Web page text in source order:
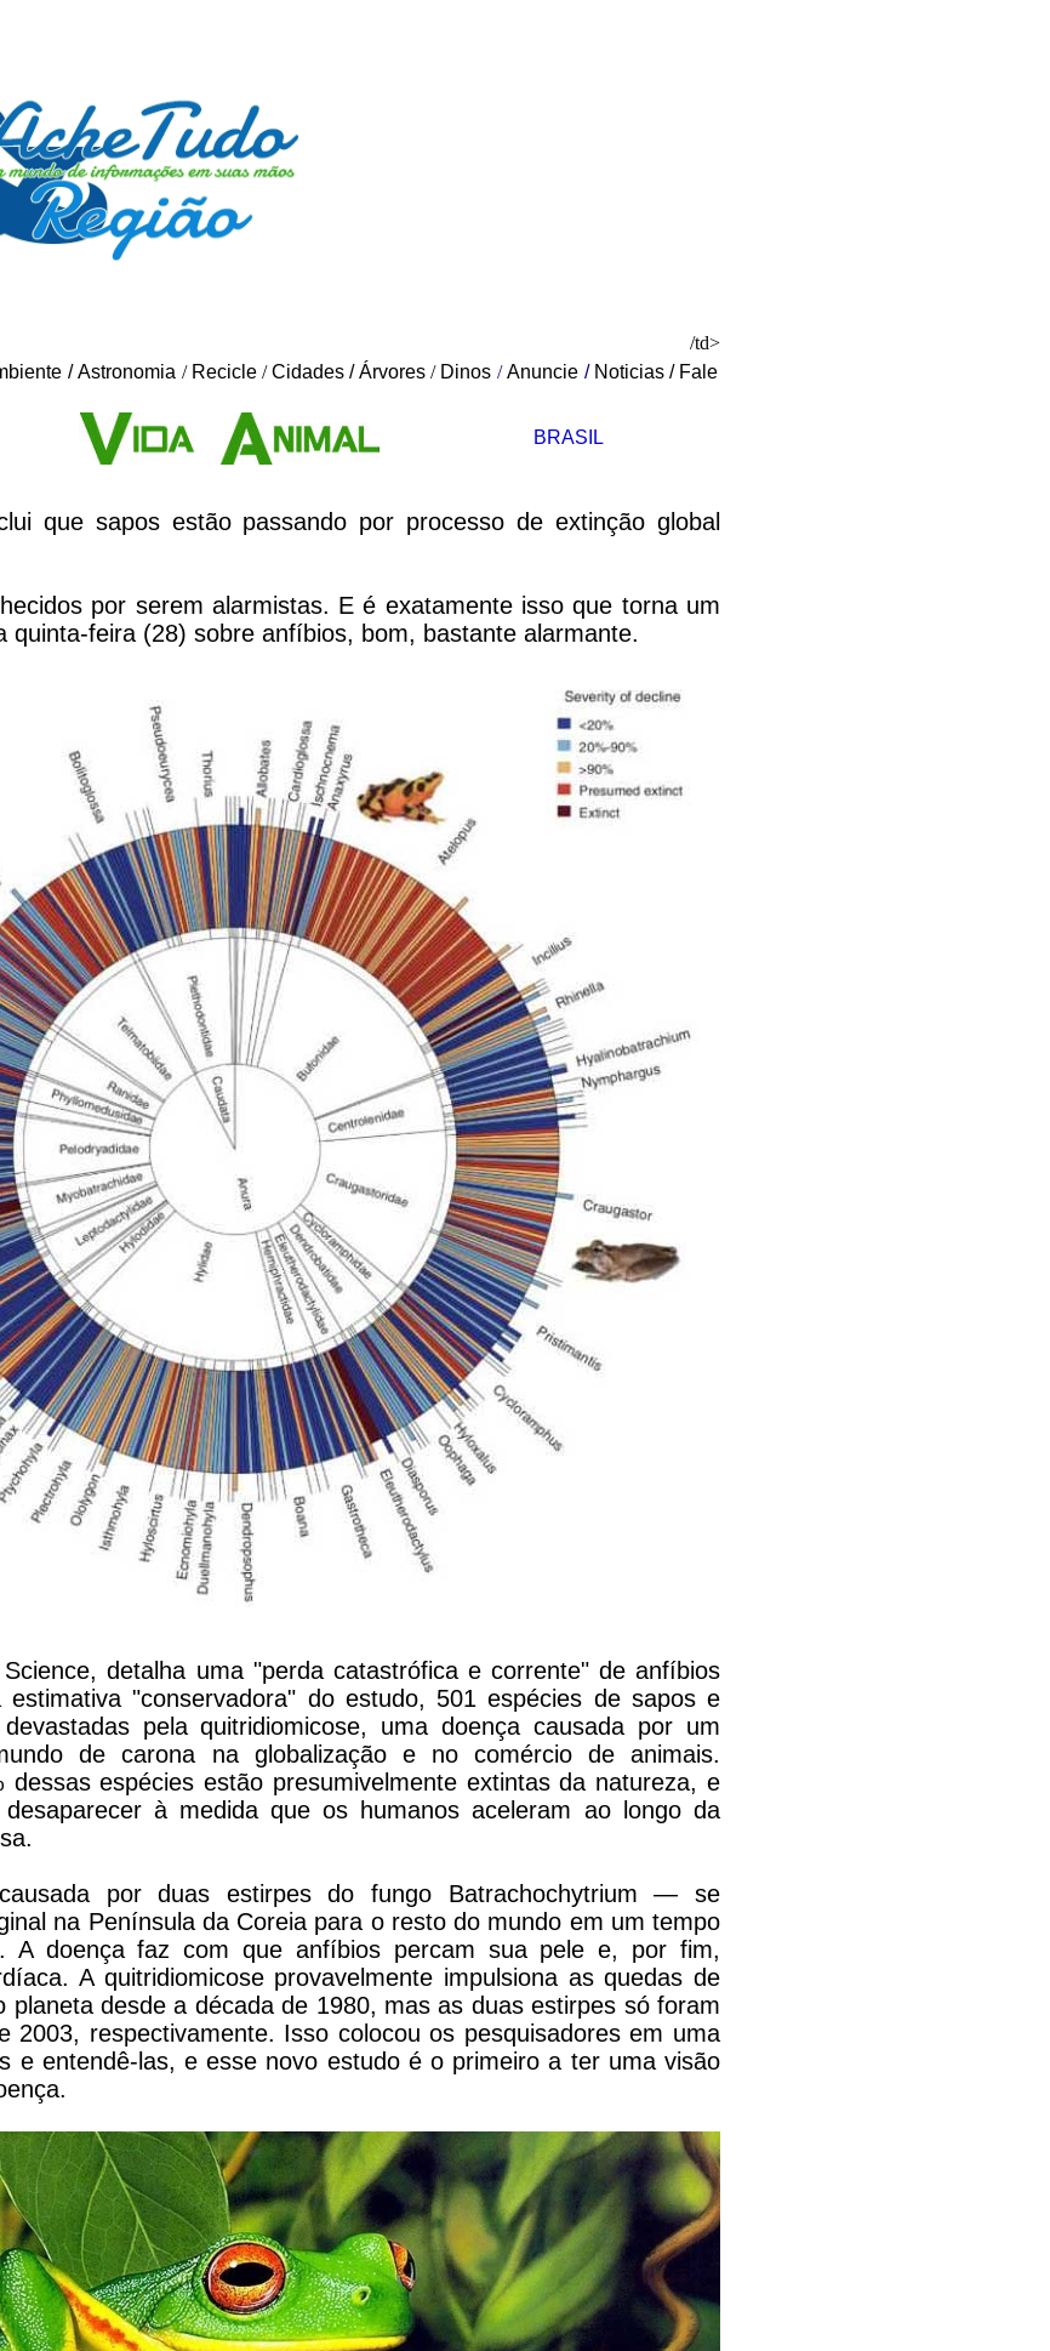
/td>
/Astronomia / Recicle /Cidades /Árvores / Dinos /Anuncie / Noticias / Fale
BRASIL
que sapos estão passando por processo de extinção global
por serem alarmistas. E é exatamente isso que torna um
quinta-feira (28) sobre anfíbios, bom, bastante alarmante.
detalha uma "perda catastrófica e corrente" de anfíbios
"conservadora" do estudo, 501 espécies de sapos e
pela quitridiomicose, uma doença causada por um
de carona na globalização e no comércio de animais.
dessas espécies estão presumivelmente extintas da natureza, e
à medida que os humanos aceleram ao longo da
por duas estirpes do fungo Batrachochytrium — se
na Península da Coreia para o resto do mundo em um tempo
A doença faz com que anfíbios percam sua pele e, por fim,
A quitridiomicose provavelmente impulsiona as quedas de
planeta desde a década de 1980, mas as duas estirpes só foram
2003, respectivamente. Isso colocou os pesquisadores em uma
e entendê-las, e esse novo estudo é o primeiro a ter uma visão